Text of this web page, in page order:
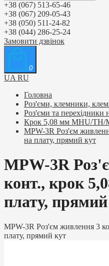
+38 (067) 513-65-46
+38 (067) 209-05-43
+38 (050) 511-24-82
+38 (044) 286-25-24
Замовити дзвінок
0
UA RU
Головна
Роз'єми, клемники,
Роз'єми та перехідники
Крок 5,08 мм MHU/TH/
MPW-3R Роз'єм
на плату, прямий кут
MPW-3R
конт., крок
плату,
MPW-3R Роз'єм живлення 3
плату, прямий кут